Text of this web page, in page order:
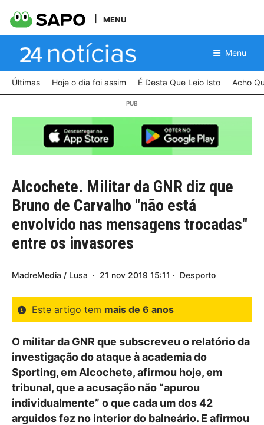
MENU
Menu
Últimas Hoje o dia foi assim É Desta Que Leio Isto Acho
Alcochete. Militar da GNR diz que
Bruno de Carvalho "não está
envolvido nas mensagens trocadas"
entre os invasores
MadreMedia / Lusa 21 nov 2019 15:11 Desporto
Este artigo tem mais de 6 anos
O militar da GNR que subscreveu o relatório da
investigação do ataque à academia do
Sporting, em Alcochete, afirmou hoje, em
tribunal, que a acusação não “apurou
individualmente” o que cada um dos 42
arguidos fez no interior do balneário. E afirmou